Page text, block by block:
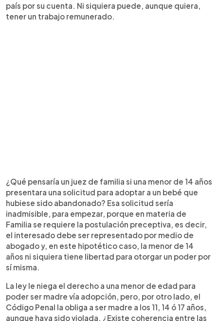
país por su cuenta. Ni siquiera puede, aunque quiera,
tener un trabajo remunerado.
¿Qué pensaría un juez de familia si una menor de 14 años
presentara una solicitud para adoptar a un bebé que
hubiese sido abandonado? Esa solicitud sería
inadmisible, para empezar, porque en materia de
Familia se requiere la postulación preceptiva, es decir,
el interesado debe ser representado por medio de
abogado y, en este hipotético caso, la menor de 14
años ni siquiera tiene libertad para otorgar un poder por
sí misma.
La ley le niega el derecho a una menor de edad para
poder ser madre vía adopción, pero, por otro lado, el
Código Penal la obliga a ser madre a los 11, 14 ó 17 años,
aunque haya sido violada. ¿Existe coherencia entre las